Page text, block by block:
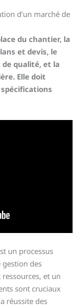
d’un marché de
du chantier, la
et devis, le
qualité, et la
Elle doit
un processus
gestion des
et un
sont cruciaux
réussite des